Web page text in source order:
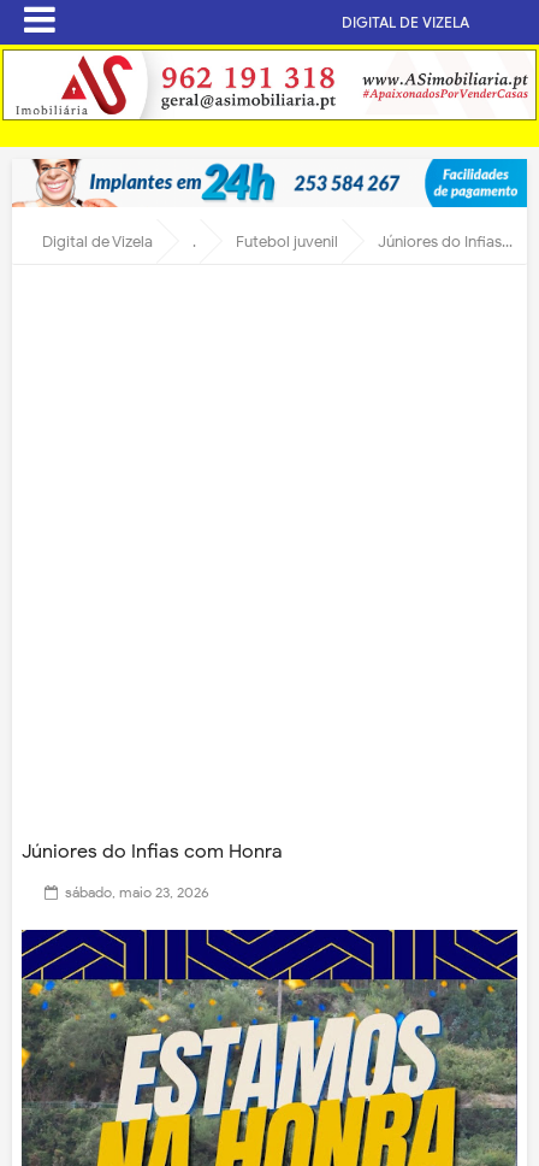
DIGITAL DE VIZELA
Digital de Vizela . Futebol juvenil Júniores do Infias com Honra
Júniores do Infias com Honra
sábado, maio 23, 2026